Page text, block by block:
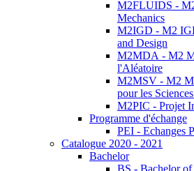
M2FLUIDS -
Mechanics
M2IGD - M2
and Design
M2MDA - M2
l'Aléatoire
M2MSV - M2
pour les
M2PIC - Projet
Programme d'échange
PEI - Echanges
Catalogue 2020 - 2021
Bachelor
BS - Bachelor of